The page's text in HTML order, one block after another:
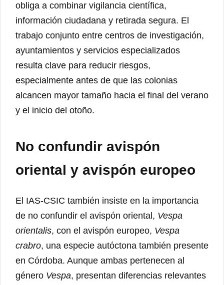
obliga a combinar vigilancia científica,
información ciudadana y retirada segura. El
trabajo conjunto entre centros de investigación,
ayuntamientos y servicios especializados
resulta clave para reducir riesgos,
especialmente antes de que las colonias
alcancen mayor tamaño hacia el final del verano
y el inicio del otoño.
No confundir avispón
oriental y avispón europeo
El IAS-CSIC también insiste en la importancia
de no confundir el avispón oriental, Vespa
orientalis, con el avispón europeo, Vespa
crabro, una especie autóctona también presente
en Córdoba. Aunque ambas pertenecen al
género Vespa, presentan diferencias relevantes